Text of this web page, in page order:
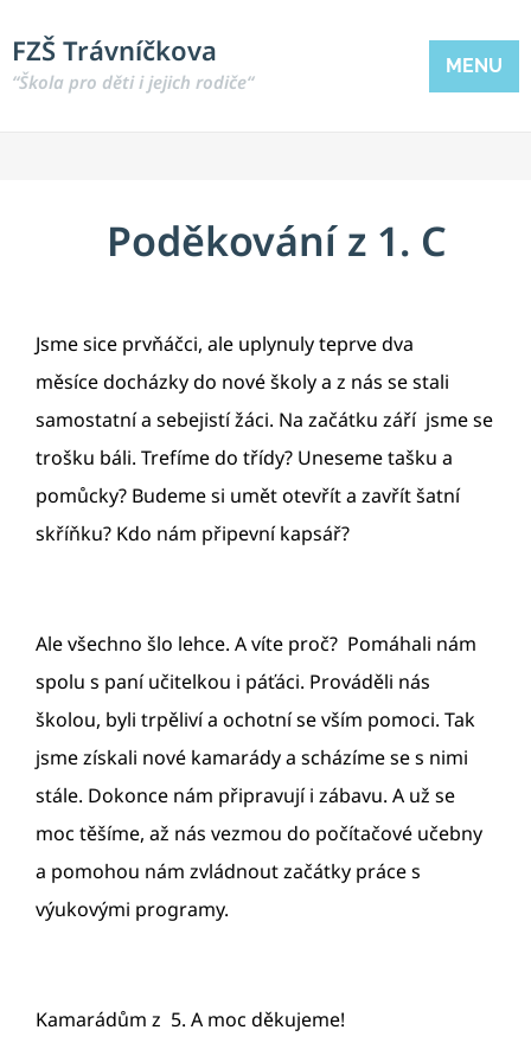
FZŠ Trávníčkova
“Škola pro děti i jejich rodiče“
MENU
Poděkování z 1. C
Jsme sice prvňáčci, ale uplynuly teprve dva
měsíce docházky do nové školy a z nás se stali
samostatní a sebejistí žáci. Na začátku září jsme se
trošku báli. Trefíme do třídy? Uneseme tašku a
pomůcky? Budeme si umět otevřít a zavřít šatní
skříňku? Kdo nám připevní kapsář?
Ale všechno šlo lehce. A víte proč? Pomáhali nám
spolu s paní učitelkou i páťáci. Prováděli nás
školou, byli trpěliví a ochotní se vším pomoci. Tak
jsme získali nové kamarády a scházíme se s nimi
stále. Dokonce nám připravují i zábavu. A už se
moc těšíme, až nás vezmou do počítačové učebny
a pomohou nám zvládnout začátky práce s
výukovými programy.
Kamarádům z 5. A moc děkujeme!